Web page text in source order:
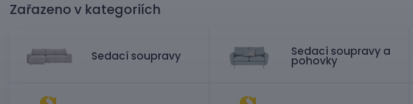
Zařazeno v kategoriích
Sedací soupravy Sedací soupravy a
pohovky